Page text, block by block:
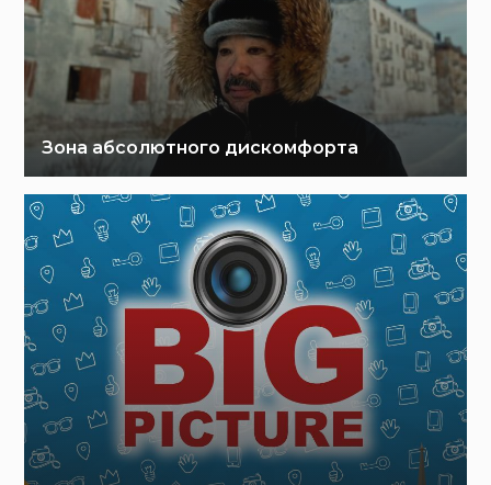
Зона абсолютного дискомфорта